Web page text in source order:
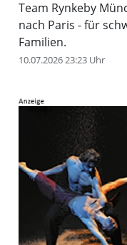
Team Rynkeby
nach Paris - für
Familien.
10.07.2026 23:23 Uhr